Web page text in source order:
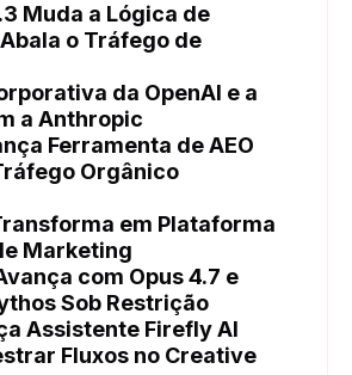
Muda a Lógica de
o Tráfego de
da OpenAI e a
a Anthropic
Ferramenta de AEO
Orgânico
em Plataforma
Marketing
com Opus 4.7 e
Sob Restrição
Assistente Firefly AI
Fluxos no Creative